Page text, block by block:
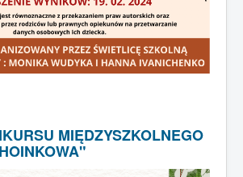
MIĘDZYSZKOLNEGO